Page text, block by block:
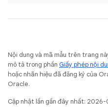
Nội dung và mã mẫu trên trang
mô tả trong phần Giấy phép nội
hoặc nhãn hiệu đã đăng ký của
Oracle.
Cập nhật lần gần đây nhất: